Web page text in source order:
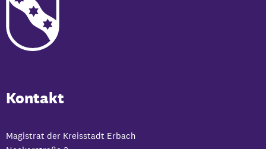
Kontakt
Magistrat der Kreisstadt Erbach